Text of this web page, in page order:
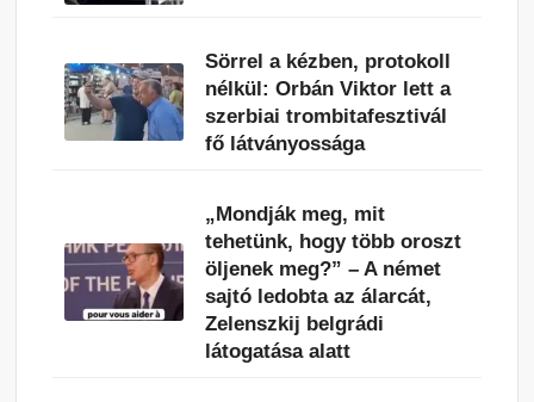
Sörrel a kézben, protokoll
nélkül: Orbán Viktor lett a
szerbiai trombitafesztivál
fő látványossága
„Mondják meg, mit
tehetünk, hogy több oroszt
öljenek meg?” – A német
sajtó ledobta az álarcát,
Zelenszkij belgrádi
látogatása alatt